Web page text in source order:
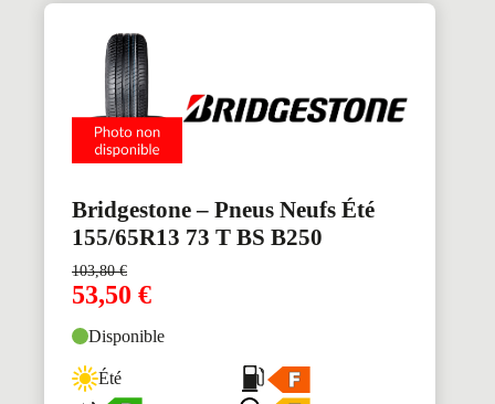
Bridgestone – Pneus Neufs Été
155/65R13 73 T BS B250
103,80€
53,50 €
Disponible
Été